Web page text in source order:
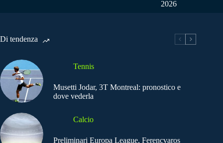
2026
Di tendenza
Tennis
Musetti Jodar, 3T Montreal: pronostico e
dove vederla
Calcio
Preliminari Europa League, Ferencvaros